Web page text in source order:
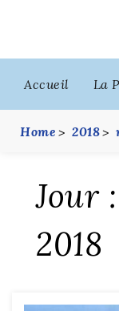
Accueil La
Home 2018
Jour :
2018